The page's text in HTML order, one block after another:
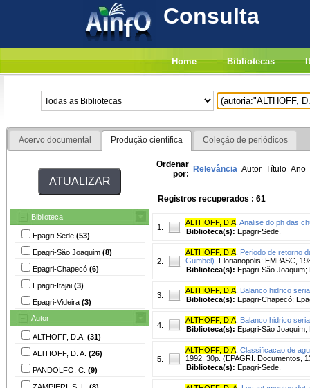
Consulta
Home Bibliotecas
Acervo documental Produção científica Coleção de periódicos
Biblioteca
Epagri-Sede (53)
Epagri-São Joaquim (8)
Epagri-Chapecó (6)
Epagri-Itajai (3)
Epagri-Videira (3)
Autor
ALTHOFF, D.A. (31)
ALTHOFF, D. A. (26)
PANDOLFO, C. (9)
ZAMPIERI, S. L. (8)
Ordenar
por: Relevância Autor Título Ano
Registros recuperados : 61
1.
ALTHOFF, D.A Analise do ph das
Biblioteca(s): Epagri-Sede.
2.
ALTHOFF, D.A Periodo de retorno
Gumbel). Florianopolis: EMPASC,
Biblioteca(s): Epagri-São Joaquim;
3.
ALTHOFF, D.A Balanco hidrico
Biblioteca(s): Epagri-Chapecó;
4.
ALTHOFF, D.A Balanco hidrico
Biblioteca(s): Epagri-São Joaquim;
5.
ALTHOFF, D.A Classificacao de
1992. 30p. (EPAGRI. Documentos,
Biblioteca(s): Epagri-Sede.